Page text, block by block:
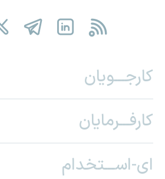
کارجـــویان
کارفـــرمایان
ای-اســـتخدام